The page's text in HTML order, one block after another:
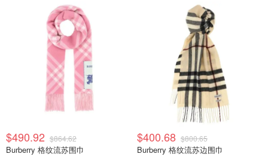
$490.92 $864.62
Burberry 格纹流苏围巾
$400.68 $800.65
Burberry 格纹流苏边围巾